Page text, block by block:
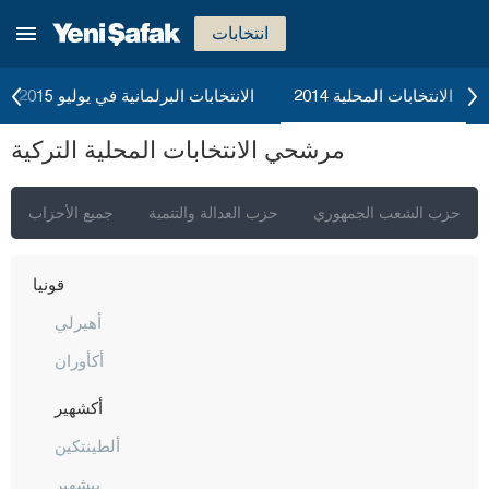
انتخابات
الانتخابات البرلمانية في يوليو 2015 الانتخابات المحلية 2014
مرشحي الانتخابات المحلية التركية
جميع الأحزاب حزب العدالة والتنمية حزب الشعب الجمهوري
قيصري
كيركالي
قرقلر ايلي
قوجه ايلي
قونيا
أهيرلي
أكأوران
أكشهير
ألطينتكين
بيشهير